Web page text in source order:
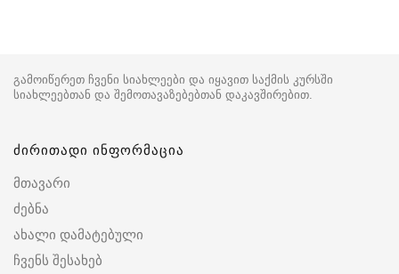
გამოიწერეთ ჩვენი სიახლეები და იყავით საქმის კურსში
სიახლეებთან და შემოთავაზებებთან დაკავშირებით.
ძირითადი ინფორმაცია
მთავარი
ძებნა
ახალი დამატებული
ჩვენს შესახებ